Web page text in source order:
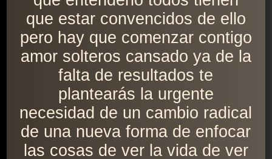
que estar convencidos de ello
pero hay que comenzar contigo
amor solteros cansado ya de la
falta de resultados te
plantearás la urgente
necesidad de un cambio radical
de una nueva forma de enfocar
las cosas de ver la vida de ver